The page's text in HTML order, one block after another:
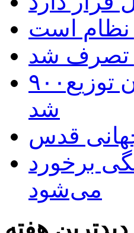
نظام است
تصرف شد
۹۰۰هزار اصله نهال توسط ایستگاه بذر و نهال مغان توزیع
شد
قدس
برخورد
می‌شود